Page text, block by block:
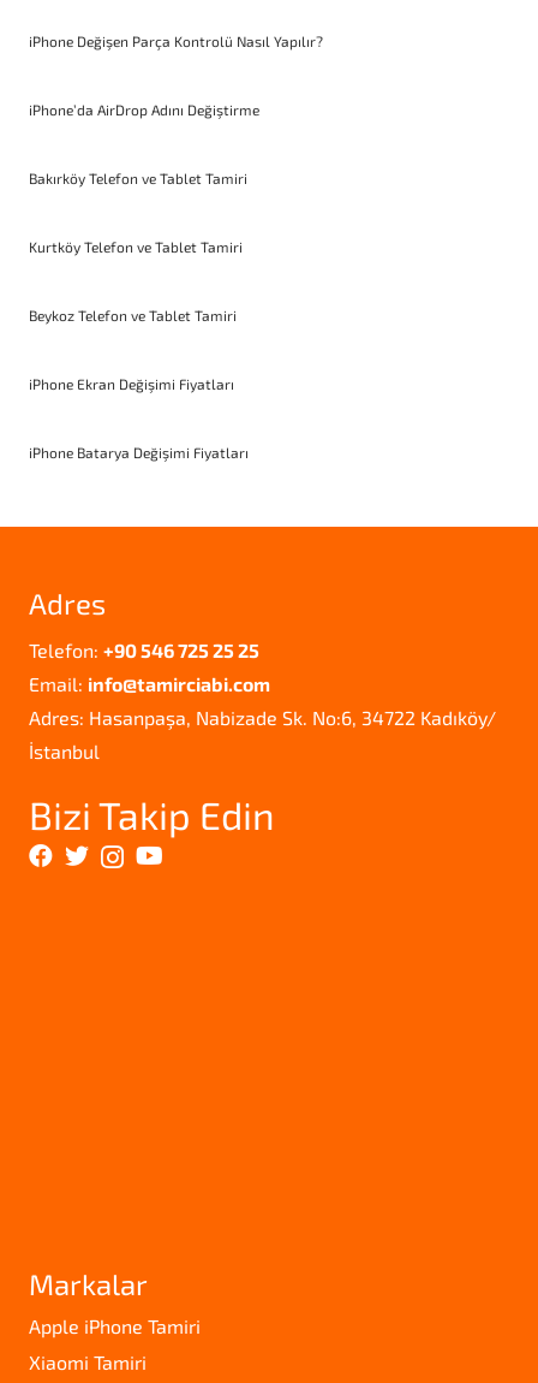
iPhone Değişen Parça Kontrolü Nasıl Yapılır?
iPhone’da AirDrop Adını Değiştirme
Bakırköy Telefon ve Tablet Tamiri
Kurtköy Telefon ve Tablet Tamiri
Beykoz Telefon ve Tablet Tamiri
iPhone Ekran Değişimi Fiyatları
iPhone Batarya Değişimi Fiyatları
Adres
Telefon: +90 546 725 25 25
Email: info@tamirciabi.com
Adres: Hasanpaşa, Nabizade Sk. No:6, 34722 Kadıköy/
İstanbul
Bizi Takip Edin
Markalar
Apple iPhone Tamiri
Xiaomi Tamiri